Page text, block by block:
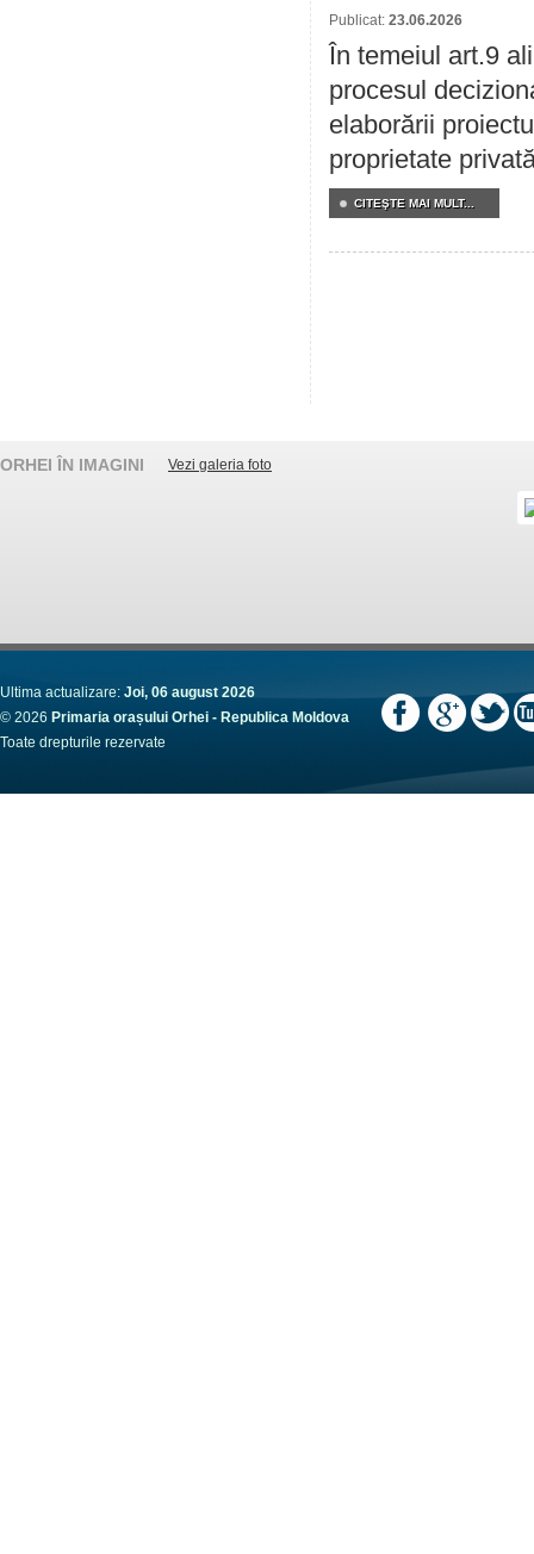
Publicat: 23.06.2026
În temeiul art.9
procesul
elaborării
proprietate
CITEŞTE MAI MULT...
ORHEI ÎN IMAGINI Vezi galeria foto
Ultima actualizare: Joi, 06 august 2026
© 2026 Primaria orașului Orhei - Republica Moldova
Toate drepturile rezervate